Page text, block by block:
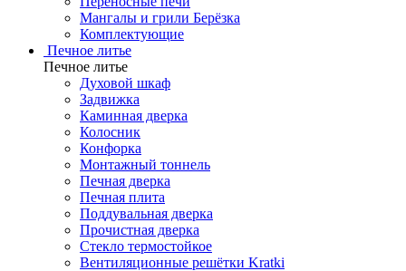
Мангалы и грили Берёзка
Комплектующие
Печное литье
Печное литье
Духовой шкаф
Задвижка
Каминная дверка
Колосник
Конфорка
Монтажный тоннель
Печная дверка
Печная плита
Поддувальная дверка
Прочистная дверка
Стекло термостойкое
Вентиляционные решётки Kratki